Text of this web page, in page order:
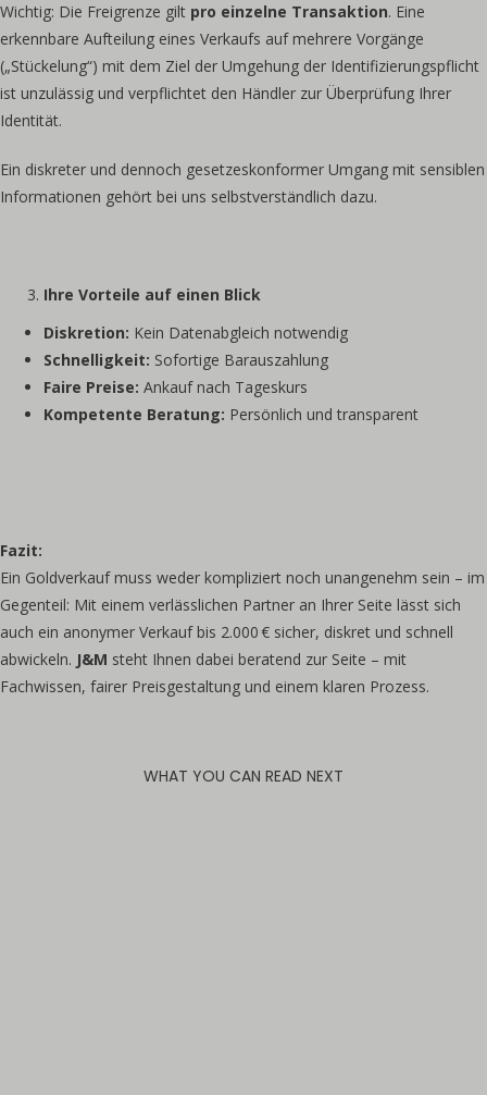
Wichtig: Die Freigrenze gilt pro einzelne Transaktion. Eine
erkennbare Aufteilung eines Verkaufs auf mehrere Vorgänge
(„Stückelung“) mit dem Ziel der Umgehung der Identifizierungspflicht
ist unzulässig und verpflichtet den Händler zur Überprüfung Ihrer
Identität.
Ein diskreter und dennoch gesetzeskonformer Umgang mit sensiblen
Informationen gehört bei uns selbstverständlich dazu.
Ihre Vorteile auf einen Blick
Diskretion: Kein Datenabgleich notwendig
Schnelligkeit: Sofortige Barauszahlung
Faire Preise: Ankauf nach Tageskurs
Kompetente Beratung: Persönlich und transparent
Fazit:
Ein Goldverkauf muss weder kompliziert noch unangenehm sein – im
Gegenteil: Mit einem verlässlichen Partner an Ihrer Seite lässt sich
auch ein anonymer Verkauf bis 2.000 € sicher, diskret und schnell
abwickeln. J&M steht Ihnen dabei beratend zur Seite – mit
Fachwissen, fairer Preisgestaltung und einem klaren Prozess.
WHAT YOU CAN READ NEXT